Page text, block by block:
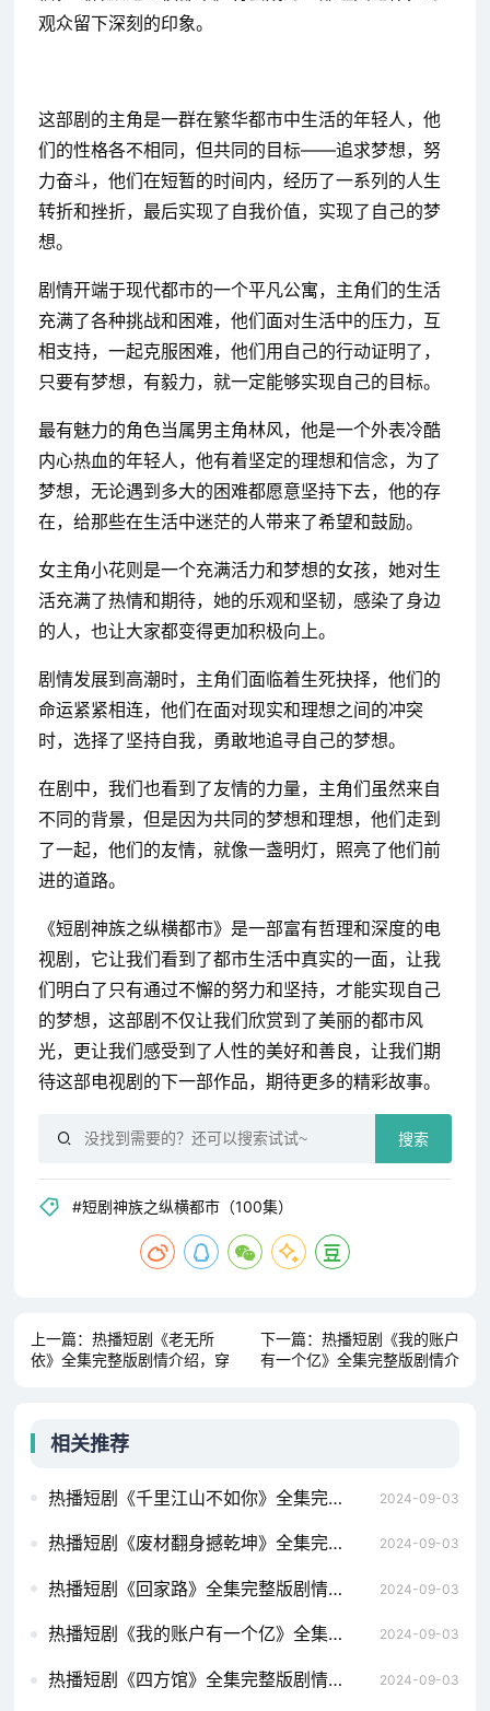
观众留下深刻的印象。
这部剧的主角是一群在繁华都市中生活的年轻人，他
们的性格各不相同，但共同的目标——追求梦想，努
力奋斗，他们在短暂的时间内，经历了一系列的人生
转折和挫折，最后实现了自我价值，实现了自己的梦
想。
剧情开端于现代都市的一个平凡公寓，主角们的生活
充满了各种挑战和困难，他们面对生活中的压力，互
相支持，一起克服困难，他们用自己的行动证明了，
只要有梦想，有毅力，就一定能够实现自己的目标。
最有魅力的角色当属男主角林风，他是一个外表冷酷
内心热血的年轻人，他有着坚定的理想和信念，为了
梦想，无论遇到多大的困难都愿意坚持下去，他的存
在，给那些在生活中迷茫的人带来了希望和鼓励。
女主角小花则是一个充满活力和梦想的女孩，她对生
活充满了热情和期待，她的乐观和坚韧，感染了身边
的人，也让大家都变得更加积极向上。
剧情发展到高潮时，主角们面临着生死抉择，他们的
命运紧紧相连，他们在面对现实和理想之间的冲突
时，选择了坚持自我，勇敢地追寻自己的梦想。
在剧中，我们也看到了友情的力量，主角们虽然来自
不同的背景，但是因为共同的梦想和理想，他们走到
了一起，他们的友情，就像一盏明灯，照亮了他们前
进的道路。
《短剧神族之纵横都市》是一部富有哲理和深度的电
视剧，它让我们看到了都市生活中真实的一面，让我
们明白了只有通过不懈的努力和坚持，才能实现自己
的梦想，这部剧不仅让我们欣赏到了美丽的都市风
光，更让我们感受到了人性的美好和善良，让我们期
待这部电视剧的下一部作品，期待更多的精彩故事。
搜索
#短剧神族之纵横都市（100集）
上一篇： 热播短剧《老无所
依》全集完整版剧情介绍，穿
下一篇：热播短剧《我的账户
有一个亿》全集完整版剧情介
相关推荐
热播短剧《千里江山不如你》全集完整版剧情介绍，傲视天官，短剧的魅力与深度满目星回又思卿（99集） 2024-09-03
热播短剧《废材翻身撼乾坤》全集完整版剧情介绍，短剧楚门，87集的精彩世界假如给我3天光明（80集） 2024-09-03
热播短剧《回家路》全集完整版剧情介绍，逆世重修，穿越时空的短剧之旅龙国战神之至尊天下（102集） 2024-09-03
热播短剧《我的账户有一个亿》全集完整版剧情介绍，华夏战神——短剧的魅力与传奇季总的替罪娇妻（92集） 2024-09-03
热播短剧《四方馆》全集完整版剧情介绍，短剧新版，我在古代当网红——穿越之旅的62集精彩呈现龙威盖世（80集) 2024-09-03